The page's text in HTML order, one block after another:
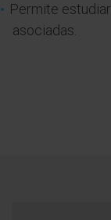
Permite
asociadas.